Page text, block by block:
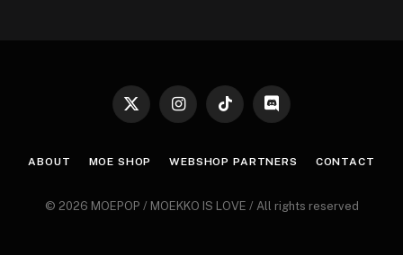
X
InstagramTikTok Discord
ABOUT MOE SHOP WEBSHOP PARTNERS CONTACT
© 2026 MOEPOP / MOEKKO IS LOVE / All rights reserved